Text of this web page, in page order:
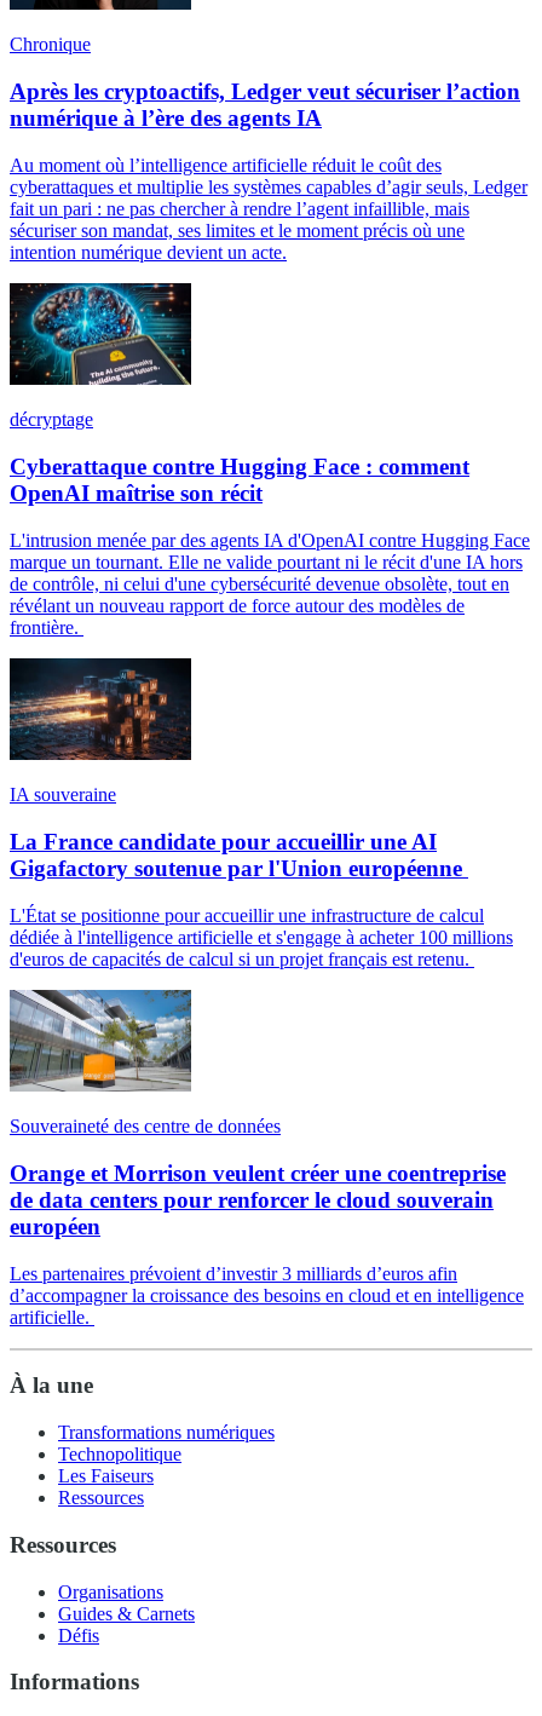
Chronique
Après les cryptoactifs, Ledger veut sécuriser l’action
numérique à l’ère des agents IA
Au moment où l’intelligence artificielle réduit le coût des
cyberattaques et multiplie les systèmes capables d’agir seuls, Ledger
fait un pari : ne pas chercher à rendre l’agent infaillible, mais
sécuriser son mandat, ses limites et le moment précis où une
intention numérique devient un acte.
décryptage
Cyberattaque contre Hugging Face : comment
OpenAI maîtrise son récit
L'intrusion menée par des agents IA d'OpenAI contre Hugging Face
marque un tournant. Elle ne valide pourtant ni le récit d'une IA hors
de contrôle, ni celui d'une cybersécurité devenue obsolète, tout en
révélant un nouveau rapport de force autour des modèles de
frontière.
IA souveraine
La France candidate pour accueillir une AI
Gigafactory soutenue par l'Union européenne
L'État se positionne pour accueillir une infrastructure de calcul
dédiée à l'intelligence artificielle et s'engage à acheter 100 millions
d'euros de capacités de calcul si un projet français est retenu.
Souveraineté des centre de données
Orange et Morrison veulent créer une coentreprise
de data centers pour renforcer le cloud souverain
européen
Les partenaires prévoient d’investir 3 milliards d’euros afin
d’accompagner la croissance des besoins en cloud et en intelligence
artificielle.
À la une
Transformations numériques
Technopolitique
Les Faiseurs
Ressources
Ressources
Organisations
Guides & Carnets
Défis
Informations